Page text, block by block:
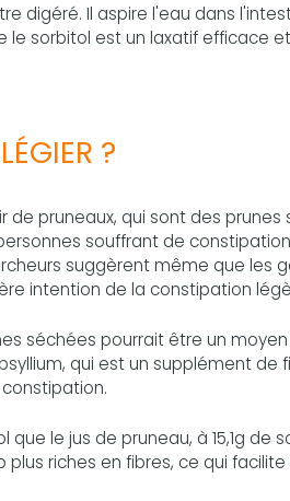
digéré. Il aspire l'eau dans
sorbitol est un laxatif efficace
?
pruneaux, qui sont des prunes
souffrant de
suggèrent même que les
intention de la constipation
séchées pourrait être un moyen
qui est un supplément de
le jus de pruneau, à 15,1g de
riches en fibres, ce qui